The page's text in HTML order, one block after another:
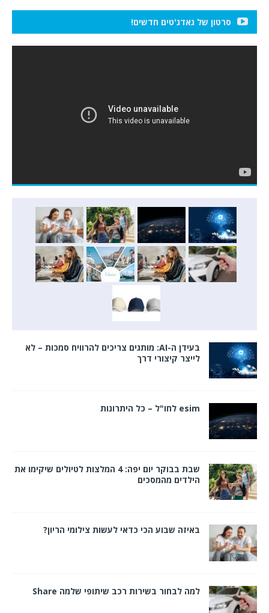
סרטון של גאדג'טים חדשים!
בעידן ה-AI: מותגים צריכים להרוויח סמכות – לא
לייצר קיצורי דרך
esim לחו"ל – כל היתרונות
שבת בבוקר יום יפה: 4 המלצות לטיולים שיקימו את
הילדים מהמסכים
באיזה שבוע הכי כדאי לעשות צילומי הריון?
למה לבחור בשירות רכב שיתופי שלמה Share